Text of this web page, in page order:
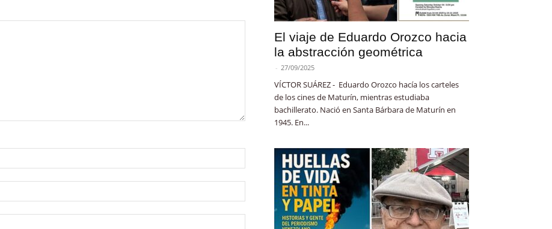
El viaje de Eduardo Orozco hacia
la abstracción geométrica
- 27/09/2025
VÍCTOR SUÁREZ - Eduardo Orozco hacía los carteles
de los cines de Maturín, mientras estudiaba
bachillerato. Nació en Santa Bárbara de Maturín en
1945. En...